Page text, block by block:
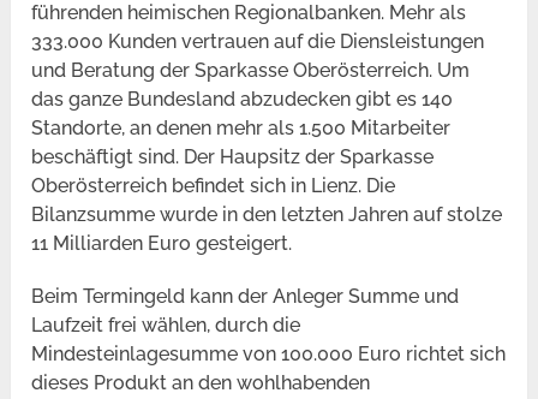
führenden heimischen Regionalbanken. Mehr als
333.000 Kunden vertrauen auf die Diensleistungen
und Beratung der Sparkasse Oberösterreich. Um
das ganze Bundesland abzudecken gibt es 140
Standorte, an denen mehr als 1.500 Mitarbeiter
beschäftigt sind. Der Haupsitz der Sparkasse
Oberösterreich befindet sich in Lienz. Die
Bilanzsumme wurde in den letzten Jahren auf stolze
11 Milliarden Euro gesteigert.
Beim Termingeld kann der Anleger Summe und
Laufzeit frei wählen, durch die
Mindesteinlagesumme von 100.000 Euro richtet sich
dieses Produkt an den wohlhabenden